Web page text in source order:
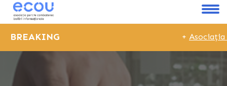
BREAKING +Asociația